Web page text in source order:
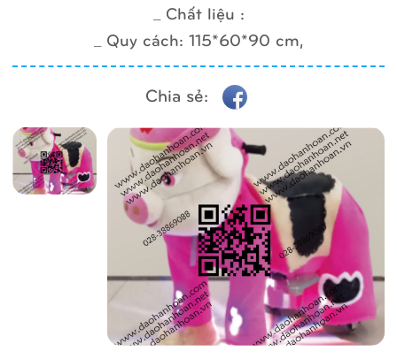
_ Chất liệu :
_ Quy cách: 115*60*90 cm,
Chia sẻ: